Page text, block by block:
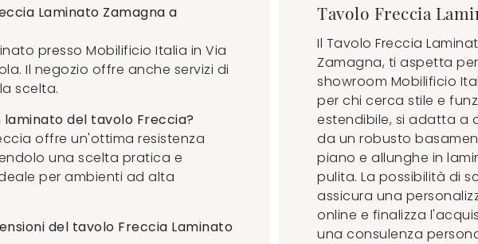
Laminato Zamagna a
presso Mobilificio Italia in Via
Il negozio offre anche servizi di
scelta.
laminato del tavolo Freccia?
offre un'ottima resistenza
una scelta pratica e
per ambienti ad alta
del tavolo Freccia Laminato
Tavolo Freccia
Il Tavolo Freccia
Zamagna, ti aspetta
showroom Mobilificio
per chi cerca stile e
estendibile, si adatta a
da un robusto
piano e allunghe in
pulita. La possibilità di
assicura una
online e finalizza
una consulenza